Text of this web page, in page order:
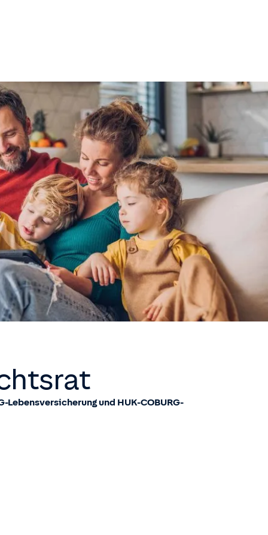
Lebensversicherung und HUK-COBURG-